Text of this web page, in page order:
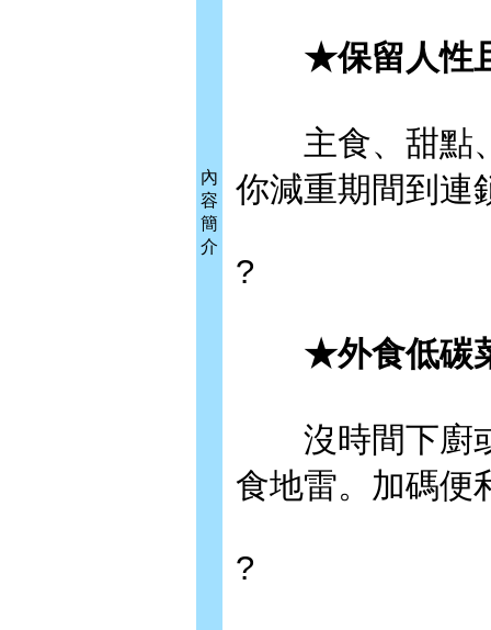
內
容
簡
介
★保留人性且
主食、甜點、
你減重期間到連
?
★外食低碳菜
沒時間下廚或
食地雷。加碼便
?